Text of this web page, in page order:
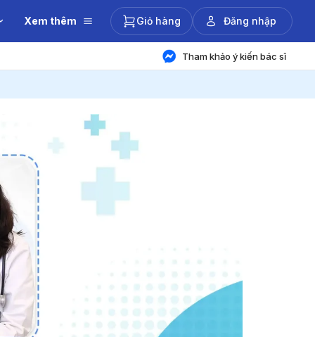
Xem thêm Giỏ hàng Đăng nhập
Tham khảo ý kiến bác sĩ